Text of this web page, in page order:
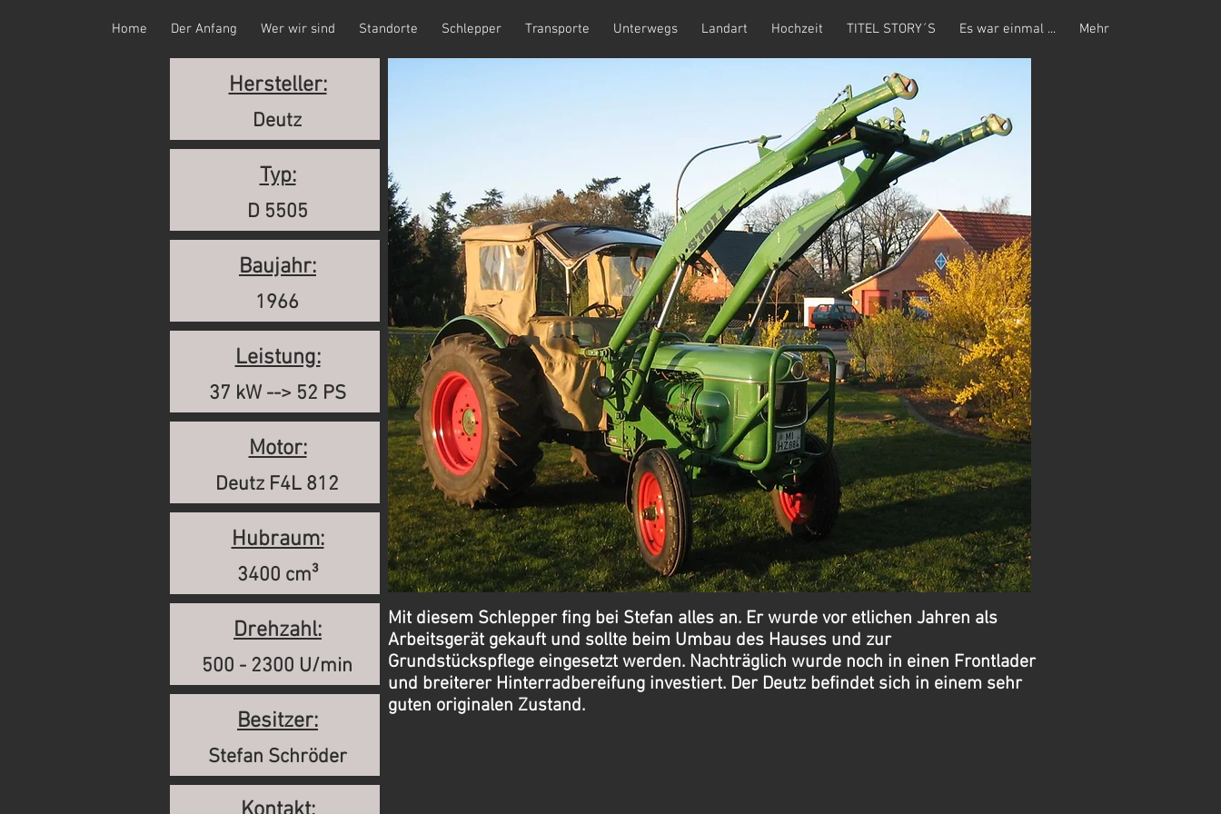
Home Der Anfang Wer wir sind Standorte Schlepper Transporte Unterwegs Landart Hochzeit TITEL STORY´S Es war einmal ... Mehr
Hersteller:
Deutz
Typ:
D 5505
Baujahr:
1966
Leistung:
37 kW --> 52 PS
Motor:
Deutz F4L 812
Hubraum:
3400 cm³
Drehzahl:
500 - 2300 U/min
Besitzer:
Stefan Schröder
Mit diesem Schlepper fing bei Stefan alles an. Er wurde vor etlichen Jahren als
Arbeitsgerät gekauft und sollte beim Umbau des Hauses und zur
Grundstückspflege eingesetzt werden. Nachträglich wurde noch in einen Frontlader
und breiterer Hinterradbereifung investiert. Der Deutz befindet sich in einem sehr
guten originalen Zustand.